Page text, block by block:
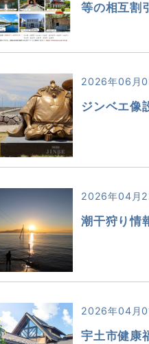
等の相互割
2026年06月
ジンベエ像
2026年04月
潮干狩り情
2026年04月
宇土市健康